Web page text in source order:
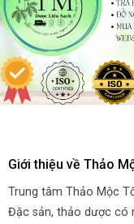
Giới thiệu về Thảo
Trung tâm Thảo Mộc
Đặc sản, thảo dược có